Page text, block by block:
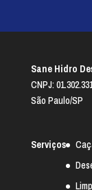
Sane Hidro
CNPJ:
São Paulo/SP
Serviços